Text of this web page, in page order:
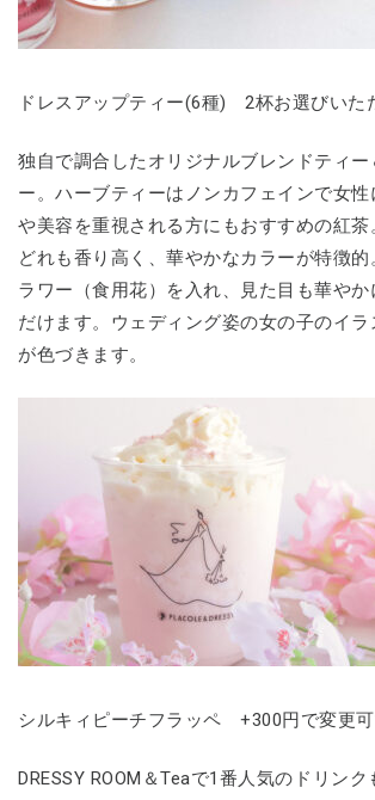
ドレスアップティー(6種) 2杯お選びいた
独自で調合したオリジナルブレンドティー
ー。ハーブティーはノンカフェインで女
や美容を重視される方にもおすすめの紅
どれも香り高く、華やかなカラーが特徴的
ラワー（食用花）を入れ、見た目も華やか
だけます。ウェディング姿の女の子のイ
が色づきます。
シルキィピーチフラッペ +300円で変更
DRESSY ROOM＆Teaで1番人気のドリン